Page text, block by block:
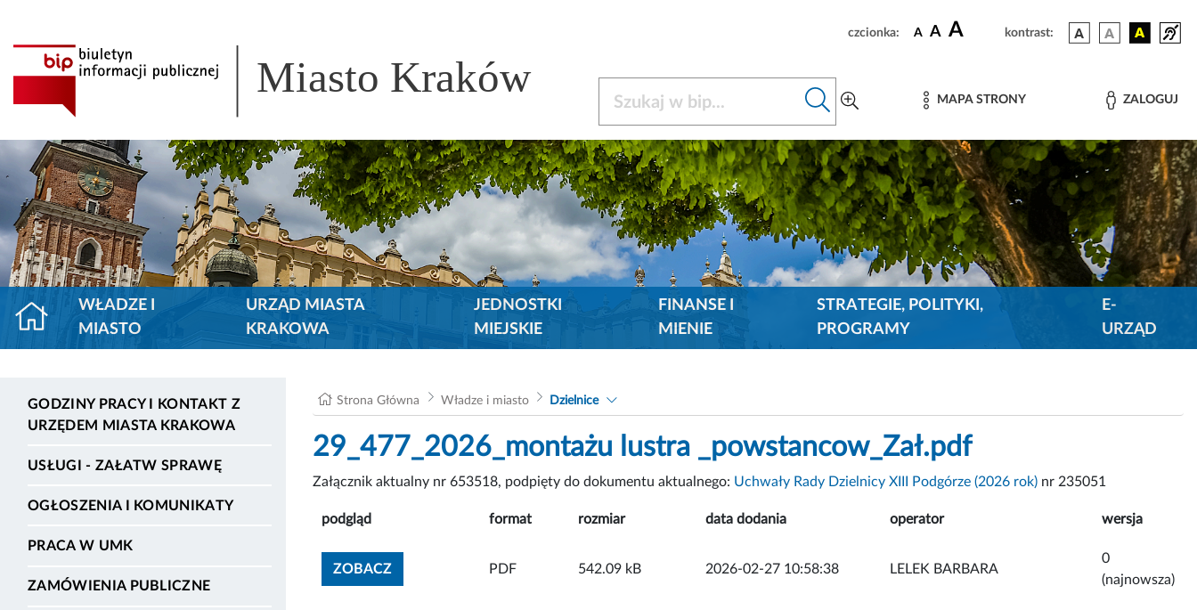
czcionka: A A A kontrast:
Miasto Kraków MAPA STRONY ZALOGUJ
WŁADZE I
MIASTO
URZĄD MIASTA
KRAKOWA
JEDNOSTKI
MIEJSKIE
FINANSE I
MIENIE
STRATEGIE, POLITYKI,
PROGRAMY
E-
URZĄD
GODZINY PRACY I KONTAKT Z
URZĘDEM MIASTA KRAKOWA
USŁUGI - ZAŁATW SPRAWĘ
OGŁOSZENIA I KOMUNIKATY
PRACA W UMK
ZAMÓWIENIA PUBLICZNE
Strona Główna Władze i miasto Dzielnice
29_477_2026_montażu lustra _powstancow_Zał.pdf
Załącznik aktualny nr 653518, podpięty do dokumentu aktualnego: Uchwały Rady Dzielnicy XIII Podgórze (2026 rok) nr 235051
podgląd format rozmiar data dodania operator wersja
ZOBACZZOBACZ ZAŁĄCZNIK
PDF 542.09 kB 2026-02-27 10:58:38 LELEK BARBARA
0
(najnowsza)